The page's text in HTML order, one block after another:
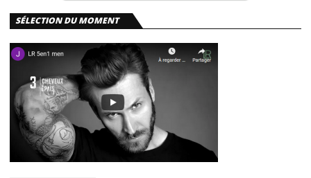
SÉLECTION DU MOMENT